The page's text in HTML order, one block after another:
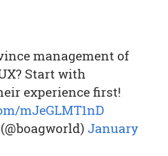
management of
Start with
experience first!
mJeGLMT1nD
January